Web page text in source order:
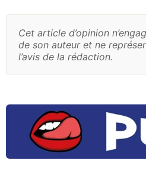
Cet article d’opinion
de son auteur et ne
l’avis de la rédaction.